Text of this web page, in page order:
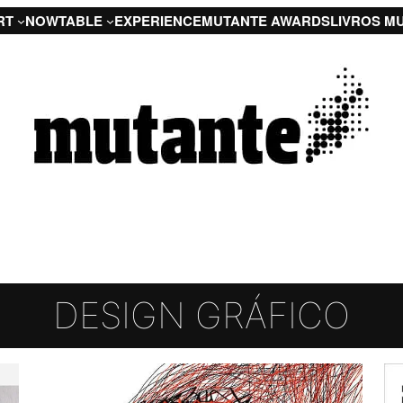
NOWTABLE EXPERIENCEMUTANTE AWARDSLIVROS
DESIGN GRÁFICO